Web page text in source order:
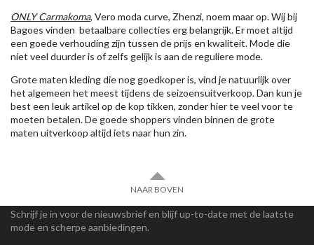
ONLY Carmakoma, Vero moda curve, Zhenzi, noem maar op. Wij bij
Bagoes vinden betaalbare collecties erg belangrijk. Er moet altijd
een goede verhouding zijn tussen de prijs en kwaliteit. Mode die
niet veel duurder is of zelfs gelijk is aan de reguliere mode.
Grote maten kleding die nog goedkoper is, vind je natuurlijk over
het algemeen het meest tijdens de seizoensuitverkoop. Dan kun je
best een leuk artikel op de kop tikken, zonder hier te veel voor te
moeten betalen. De goede shoppers vinden binnen de grote
maten uitverkoop altijd iets naar hun zin.
NAAR BOVEN
Schrijf je in voor de nieuwsbrief en blijf up-to-date met de laatste
mode en scherpe aanbiedingen.